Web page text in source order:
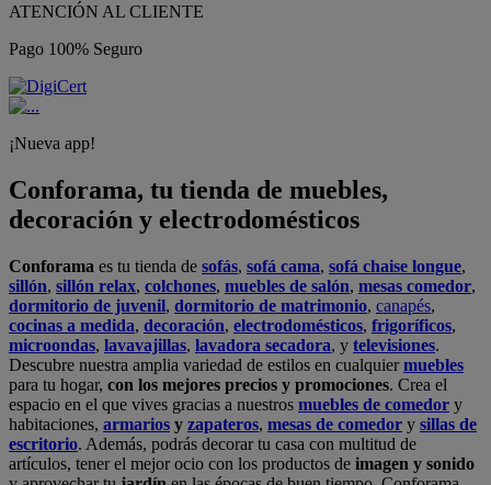
ATENCIÓN AL CLIENTE
Pago 100% Seguro
¡Nueva app!
Conforama, tu tienda de muebles,
decoración y electrodomésticos
Conforama es tu tienda de sofás, sofá cama, sofá chaise longue,
sillón, sillón relax, colchones, muebles de salón, mesas comedor,
dormitorio de juvenil, dormitorio de matrimonio, canapés,
cocinas a medida, decoración, electrodomésticos, frigoríficos,
microondas, lavavajillas, lavadora secadora, y televisiones.
Descubre nuestra amplia variedad de estilos en cualquiermuebles
para tu hogar, con los mejores precios y promociones. Crea el
espacio en el que vives gracias a nuestros muebles de comedor y
habitaciones, armarios y zapateros, mesas de comedor y sillas de
escritorio. Además, podrás decorar tu casa con multitud de
artículos, tener el mejor ocio con los productos de imagen y sonido